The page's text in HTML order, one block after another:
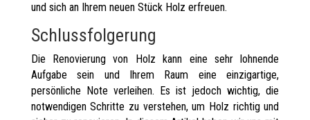
und sich an Ihrem neuen Stück Holz erfreuen.
Schlussfolgerung
Die Renovierung von Holz kann eine sehr lohnende
Aufgabe sein und Ihrem Raum eine einzigartige,
persönliche Note verleihen. Es ist jedoch wichtig, die
notwendigen Schritte zu verstehen, um Holz richtig und